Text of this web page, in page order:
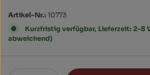
Artikel-Nr.: 10773
Kurzfristig verfügbar, Lieferzeit: 2-8
abweichend)